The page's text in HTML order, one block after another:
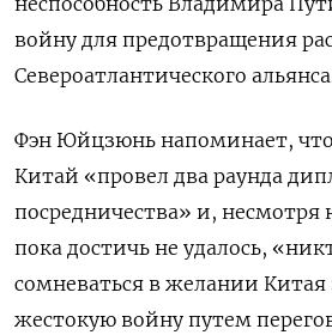
войну для предотвращения
Североатлантического
Фэн Юйцзюнь напоминает, что
Китай «провел два раунда
посредничества» и, несмотря
пока достичь не удалось,
сомневаться в желании Китая
жестокую войну путем